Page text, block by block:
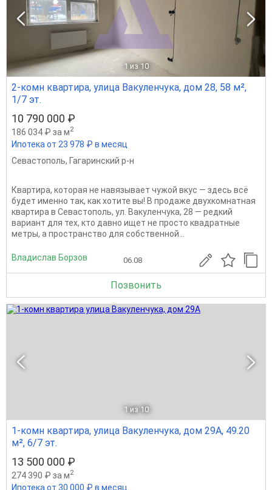
1 из 10
2-комн квартира, улица Вакуленчука, дом 28, 58 м²,
1/7 эт.
10 790 000 ₽
186 034 ₽ за м2
Ипотека от 23 978 ₽ в месяц
Севастополь, Гагаринский р-н
Квартира, которая не навязывает чужой вкус — здесь всё
будет именно так, как хотите вы! В продаже двухкомнатная
квартира в Севастополь, ул. Вакуленчука, 28 — редкий
вариант для тех, кто давно ищет не просто квадратные
метры, а пространство для собственной...
Владислав Борзов 06.08
Позвонить
1 из 10
1-комн квартира, улица Вакуленчука, дом 29А, 49.20
м², 6/7 эт.
13 500 000 ₽
274 390 ₽ за м2
Ипотека от 30 000 ₽ в месяц